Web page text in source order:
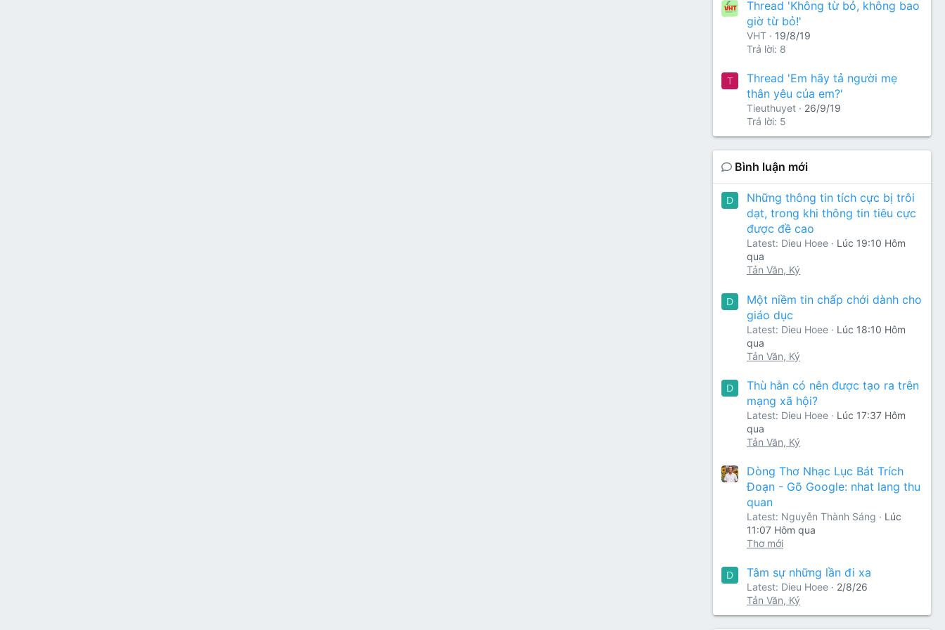
Thread 'Không từ bỏ, không bao
giờ từ bỏ!'
VHT
19/8/19
Trả lời: 8
T
Thread 'Em hãy tả người mẹ
thân yêu của em?'
Tieuthuyet
26/9/19
Trả lời: 5
Bình luận mới
D
Những thông tin tích cực bị trôi
dạt, trong khi thông tin tiêu cực
được đề cao
Latest: Dieu Hoee
Lúc 19:10 Hôm
qua
Tản Văn, Ký
D
Một niềm tin chấp chới dành cho
giáo dục
Latest: Dieu Hoee
Lúc 18:10 Hôm
qua
Tản Văn, Ký
D
Thù hằn có nên được tạo ra trên
mạng xã hội?
Latest: Dieu Hoee
Lúc 17:37 Hôm
qua
Tản Văn, Ký
Dòng Thơ Nhạc Lục Bát Trích
Đoạn - Gõ Google: nhat lang thu
quan
Latest: Nguyễn Thành Sáng
Lúc
11:07 Hôm qua
Thơ mới
D Tâm sự những lần đi xa
Latest: Dieu Hoee
2/8/26
Tản Văn, Ký